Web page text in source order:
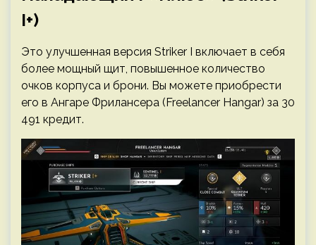
I+)
Это улучшенная версия Striker I включает в себя
более мощный щит, повышенное количество
очков корпуса и брони. Вы можете приобрести
его в Ангаре Фрилансера (Freelancer Hangar) за 30
491 кредит.